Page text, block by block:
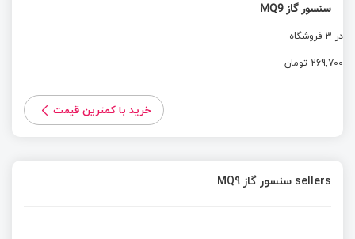
سنسور گاز MQ9
در 3 فروشگاه
269,700 تومان
خرید با کمترین قیمت
sellers سنسور گاز MQ9